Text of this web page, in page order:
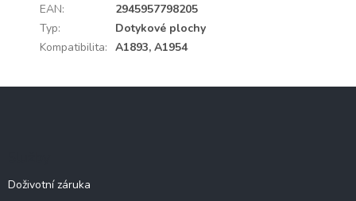
EAN:
2945957798205
Typ:
Dotykové plochy
Kompatibilita: A1893, A1954
Doživotní záruka